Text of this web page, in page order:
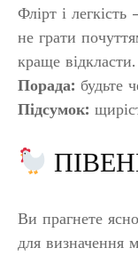
Флірт і
не грати
краще відкласти.
Порада: будьте
Підсумок:
Ви прагнете
для визначення